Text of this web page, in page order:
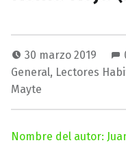
30 marzo 2019
General, Lectores
Mayte
Nombre del autor: